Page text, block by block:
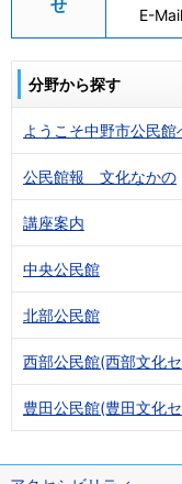
せ
E-Mail
分野から探す
ようこそ中野市公民館
公民館報 文化なかの
講座案内
中央公民館
北部公民館
西部公民館(西部文化
豊田公民館(豊田文化